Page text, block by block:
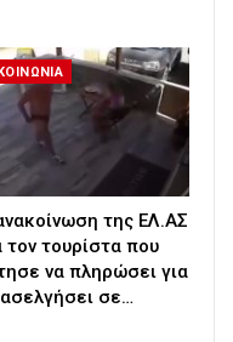
της ΕΛ.ΑΣ
τον τουρίστα που
να πληρώσει για
σε…